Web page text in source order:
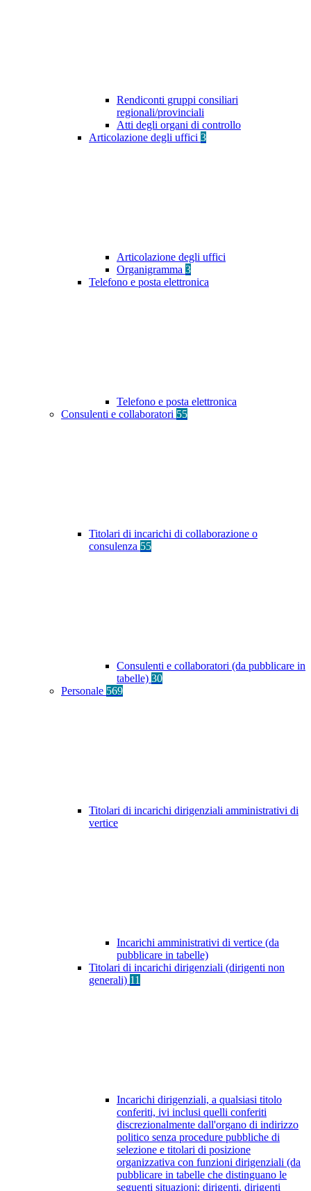
Rendiconti gruppi consiliari
regionali/provinciali
Atti degli organi di controllo
Articolazione degli uffici 3
Articolazione degli uffici
Organigramma 3
Telefono e posta elettronica
Telefono e posta elettronica
Consulenti e collaboratori 55
Titolari di incarichi di collaborazione o
consulenza 55
Consulenti e collaboratori (da pubblicare in
tabelle) 30
Personale 569
Titolari di incarichi dirigenziali amministrativi di
vertice
Incarichi amministrativi di vertice (da
pubblicare in tabelle)
Titolari di incarichi dirigenziali (dirigenti non
generali) 11
Incarichi dirigenziali, a qualsiasi titolo
conferiti, ivi inclusi quelli conferiti
discrezionalmente dall'organo di indirizzo
politico senza procedure pubbliche di
selezione e titolari di posizione
organizzativa con funzioni dirigenziali (da
pubblicare in tabelle che distinguano le
seguenti situazioni: dirigenti, dirigenti